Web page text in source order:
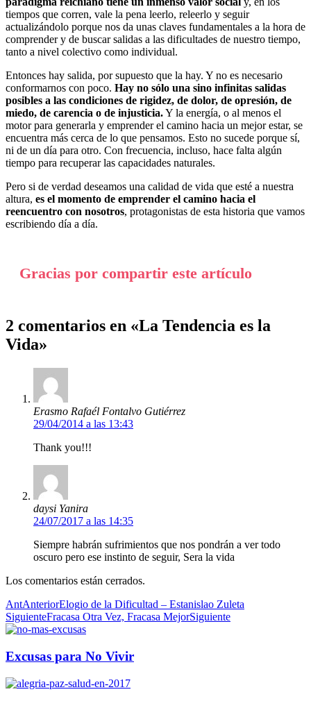
tiempos que corren, vale la pena leerlo, releerlo y seguir
actualizándolo porque nos da unas claves fundamentales a la hora de
comprender y de buscar salidas a las dificultades de nuestro tiempo,
tanto a nivel colectivo como individual.
Entonces hay salida, por supuesto que la hay. Y no es necesario
conformarnos con poco. Hay no sólo una sino infinitas salidas
posibles a las condiciones de rigidez, de dolor, de opresión, de
miedo, de carencia o de injusticia.Y la energía, o al menos el
motor para generarla y emprender el camino hacia un mejor estar, se
encuentra más cerca de lo que pensamos. Esto no sucede porque sí,
ni de un día para otro. Con frecuencia, incluso, hace falta algún
tiempo para recuperar las capacidades naturales.
Pero si de verdad deseamos una calidad de vida que esté a nuestra
altura, es el momento de emprender el camino hacia el
reencuentro con nosotros, protagonistas de esta historia que vamos
escribiendo día a día.
Gracias por compartir este artículo
2 comentarios en «La Tendencia es la
Vida»
Erasmo Rafaél Fontalvo Gutiérrez
29/04/2014 a las 13:43
Thank you!!!
daysi Yanira
24/07/2017 a las 14:35
Siempre habrán sufrimientos que nos pondrán a ver todo
oscuro pero ese instinto de seguir, Sera la vida
Los comentarios están cerrados.
AntAnteriorElogio de la Dificultad – Estanislao Zuleta
SiguienteFracasa Otra Vez, Fracasa MejorSiguiente
Excusas para No Vivir